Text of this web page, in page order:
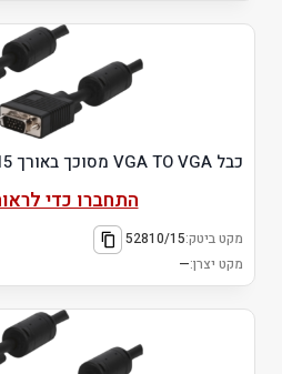
כבל VGA TO VGA מסוכך באורך 15 מטר
התחברו כדי
מקט ביטק:52810/15
מקט יצרן:—